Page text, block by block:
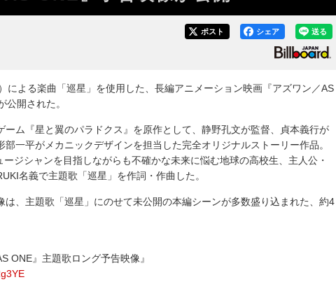
送る
シェア
ポスト
による楽曲「巡星」を使用した、長編アニメーション映画『アズワン／AS
公開された。
ム『星と翼のパラドクス』を原作として、静野孔文が監督、貞本義行が
部一平がメカニックデザインを担当した完全オリジナルストーリー作品。
ジシャンを目指しながらも不確かな未来に悩む地球の高校生、主人公・
名義で主題歌「巡星」を作詞・作曲した。
、主題歌「巡星」にのせて未公開の本編シーンが多数盛り込まれた、約4
ONE』主題歌ロング予告映像』